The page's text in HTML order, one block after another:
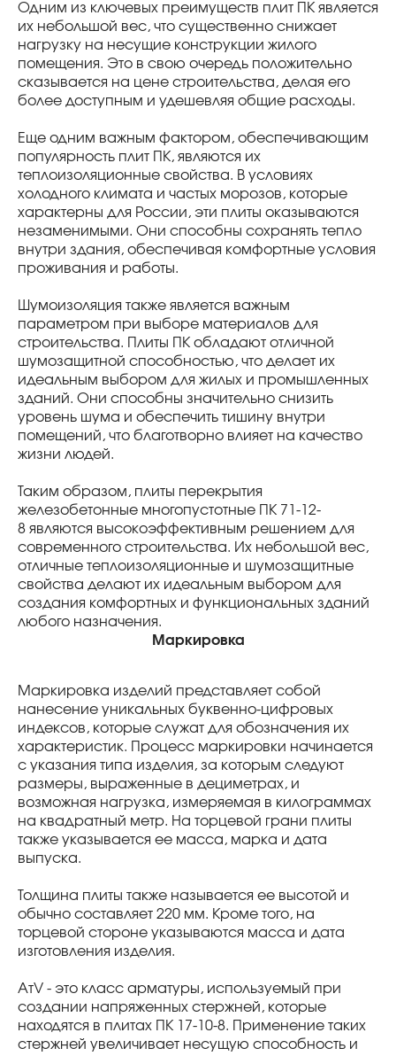
Одним из ключевых преимуществ плит ПК является
их небольшой вес, что существенно снижает
нагрузку на несущие конструкции жилого
помещения. Это в свою очередь положительно
сказывается на цене строительства, делая его
более доступным и удешевляя общие расходы.
Еще одним важным фактором, обеспечивающим
популярность плит ПК, являются их
теплоизоляционные свойства. В условиях
холодного климата и частых морозов, которые
характерны для России, эти плиты оказываются
незаменимыми. Они способны сохранять тепло
внутри здания, обеспечивая комфортные условия
проживания и работы.
Шумоизоляция также является важным
параметром при выборе материалов для
строительства. Плиты ПК обладают отличной
шумозащитной способностью, что делает их
идеальным выбором для жилых и промышленных
зданий. Они способны значительно снизить
уровень шума и обеспечить тишину внутри
помещений, что благотворно влияет на качество
жизни людей.
Таким образом, плиты перекрытия
железобетонные многопустотные ПК 71-12-
8 являются высокоэффективным решением для
современного строительства. Их небольшой вес,
отличные теплоизоляционные и шумозащитные
свойства делают их идеальным выбором для
создания комфортных и функциональных зданий
любого назначения.
Маркировка
Маркировка изделий представляет собой
нанесение уникальных буквенно-цифровых
индексов, которые служат для обозначения их
характеристик. Процесс маркировки начинается
с указания типа изделия, за которым следуют
размеры, выраженные в дециметрах, и
возможная нагрузка, измеряемая в килограммах
на квадратный метр. На торцевой грани плиты
также указывается ее масса, марка и дата
выпуска.
Толщина плиты также называется ее высотой и
обычно составляет 220 мм. Кроме того, на
торцевой стороне указываются масса и дата
изготовления изделия.
AтV - это класс арматуры, используемый при
создании напряженных стержней, которые
находятся в плитах ПК 17-10-8. Применение таких
стержней увеличивает несущую способность и